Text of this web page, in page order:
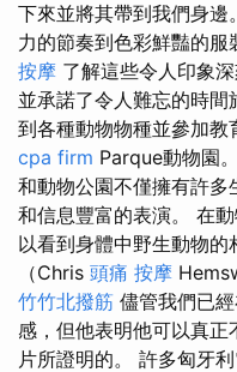
下來並將其帶到我們身
力的節奏到色彩鮮豔的服
按摩 了解這些令人印象
並承諾了令人難忘的時間
到各種動物物種並參加
cpa firm Parque動物園。
和動物公園不僅擁有許
和信息豐富的表演。 在
以看到身體中野生動物的
（Chris 頭痛 按摩
竹竹北撥筋 儘管我們已
感，但他表明他可以真正
片所證明的。 許多匈牙